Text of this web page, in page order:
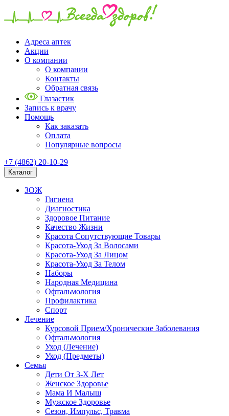
Адреса аптек
Акции
О компании
О компании
Контакты
Обратная связь
Глазастик
Запись к врачу
Помощь
Как заказать
Оплата
Популярные вопросы
+7 (4862) 20-10-29
Каталог
ЗОЖ
Гигиена
Диагностика
Здоровое Питание
Качество Жизни
Красота Сопутствующие Товары
Красота-Уход За Волосами
Красота-Уход За Лицом
Красота-Уход За Телом
Наборы
Народная Медицина
Офтальмология
Профилактика
Спорт
Лечение
Курсовой Прием/Хронические Заболевания
Офтальмология
Уход (Лечение)
Уход (Предметы)
Семья
Дети От 3-Х Лет
Женское Здоровье
Мама И Малыш
Мужское Здоровье
Сезон, Импульс, Травма